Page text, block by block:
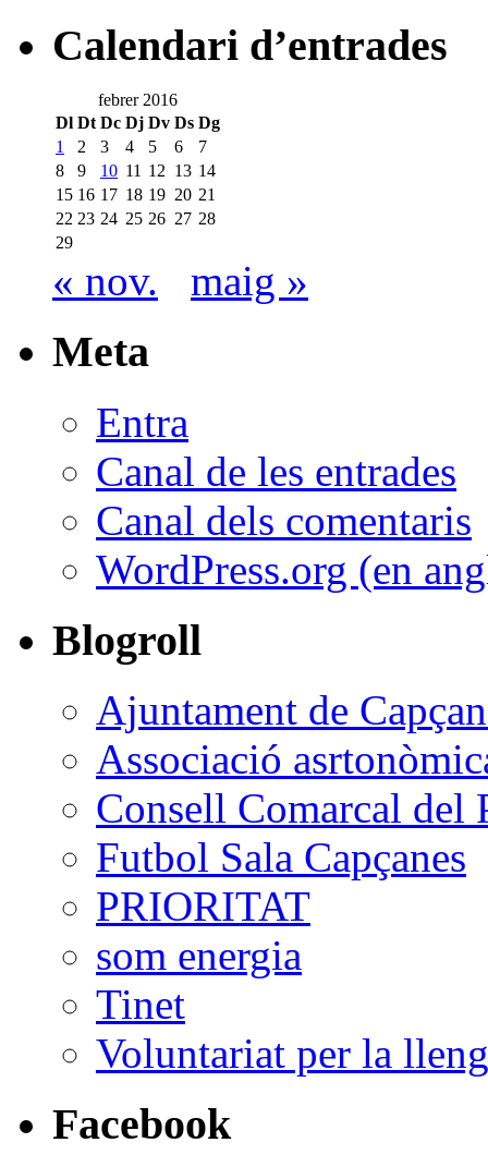
Calendari d’entrades
febrer 2016
Dl Dt Dc Dj Dv Ds Dg
1
2 3 4 5 6
7
8
9 10 11 12 13 14
15 16 17 18 19 20 21
22 23 24 25 26 27 28
29
« nov. maig »
Meta
Entra
Canal de les entrades
Canal dels comentaris
WordPress.org (en
Blogroll
Ajuntament de
Associació
Consell Comarcal del
Futbol Sala Capçanes
PRIORITAT
som energia
Tinet
Voluntariat per la
Facebook